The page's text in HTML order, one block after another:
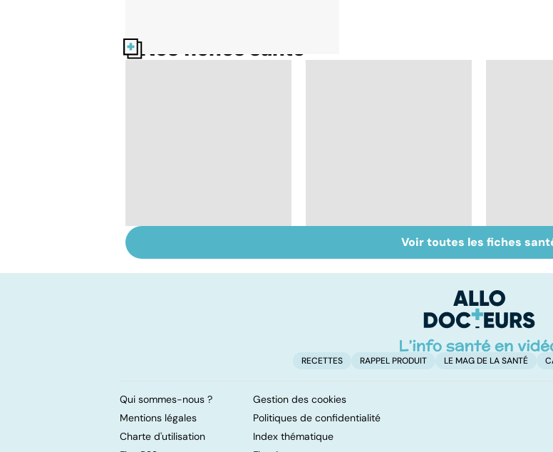
Nos fiches santé
cerveau
Staphylocoque doré :
une bactérie sous
cancer
Voir toutes les fiches
RECETTES RAPPEL PRODUIT LE MAG DE LA SANTÉ
Qui sommes-nous ?
Gestion des cookies
Mentions légales
Politiques de confidentialité
Charte d'utilisation
Index thématique